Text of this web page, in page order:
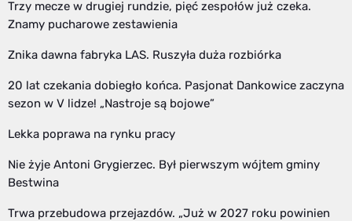
Trzy mecze w drugiej rundzie, pięć zespołów już czeka.
Znamy pucharowe zestawienia
Znika dawna fabryka LAS. Ruszyła duża rozbiórka
20 lat czekania dobiegło końca. Pasjonat Dankowice zaczyna
sezon w V lidze! „Nastroje są bojowe”
Lekka poprawa na rynku pracy
Nie żyje Antoni Grygierzec. Był pierwszym wójtem gminy
Bestwina
Trwa przebudowa przejazdów. „Już w 2027 roku powinien